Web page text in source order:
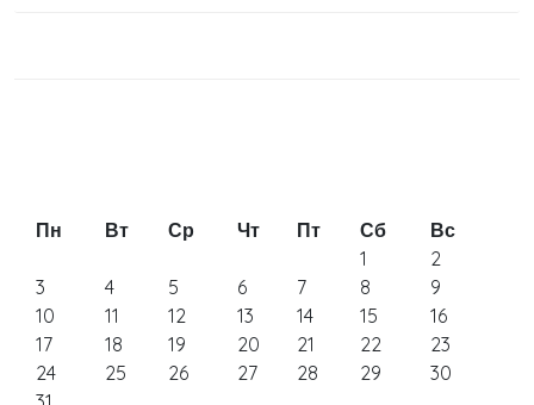
Пн Вт Ср Чт Пт Сб
Вс
1
2
3
4 5 6 7 8
9
10
11 12 13 14 15
16
17
18 19 20 21 22
23
24
25 26 27 28 29
30